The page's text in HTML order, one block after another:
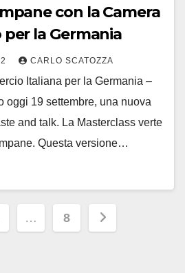
con la Camera
la Germania
CARLO SCATOZZA
Italiana per la Germania –
oggi 19 settembre, una nuova
and talk. La Masterclass verte
Questa versione…
… 8